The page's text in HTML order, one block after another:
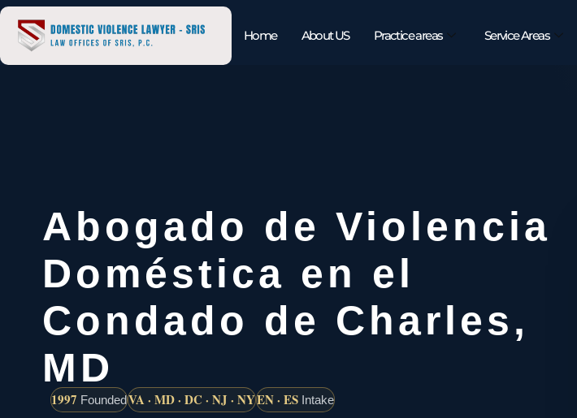
Home About US Practice areas Service Areas
Abogado de Violencia
Doméstica en el
Condado de Charles,
MD
1997 FoundedVA · MD · DC · NJ · NYEN · ES Intake